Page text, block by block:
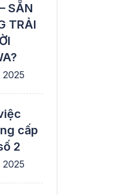
SẴN
TRẢI
cấp
2